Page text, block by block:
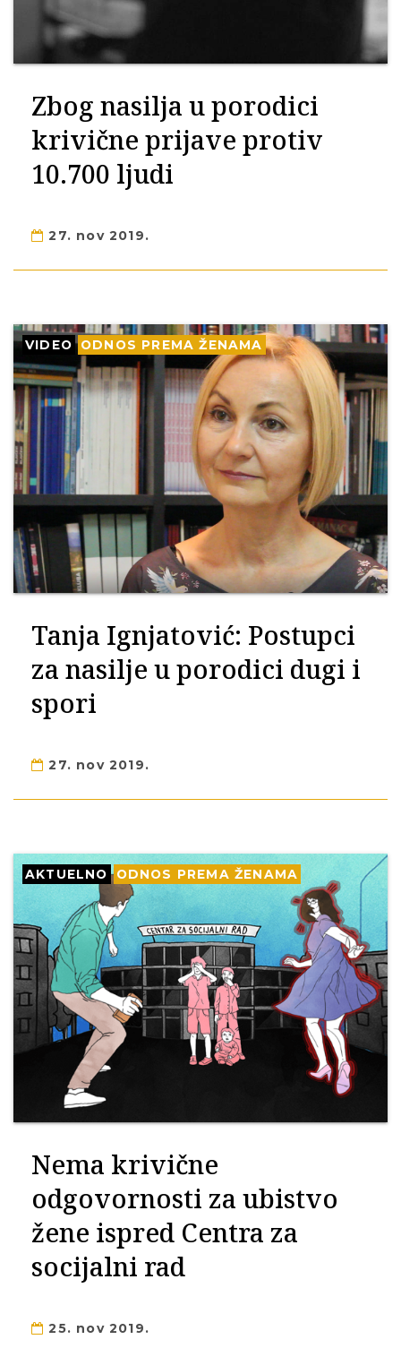
Zbog nasilja u porodici
krivične prijave protiv
10.700 ljudi
27. nov 2019.
VIDEO ODNOS PREMA ŽENAMA
Tanja Ignjatović: Postupci
za nasilje u porodici dugi i
spori
27. nov 2019.
AKTUELNO ODNOS PREMA ŽENAMA
Nema krivične
odgovornosti za ubistvo
žene ispred Centra za
socijalni rad
25. nov 2019.